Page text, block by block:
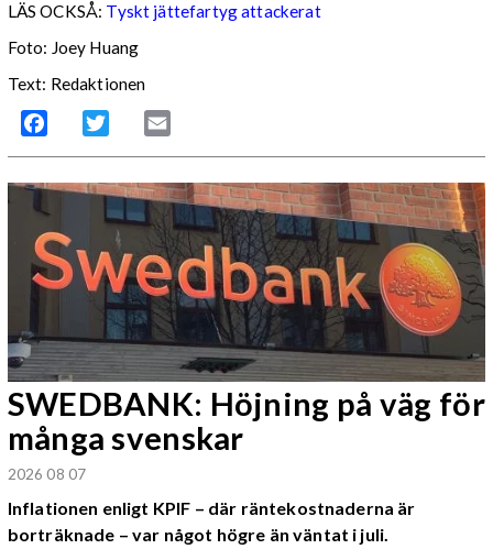
LÄS OCKSÅ: Tyskt jättefartyg attackerat
Foto: Joey Huang
Text: Redaktionen
Facebook Twitter
SWEDBANK: Höjning på väg för
många svenskar
2026 08 07
Inflationen enligt KPIF – där räntekostnaderna är
borträknade – var något högre än väntat i juli.